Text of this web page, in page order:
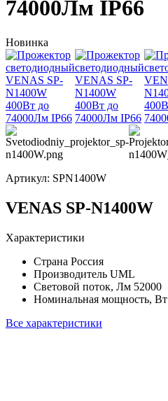
74000Лм IP66
Новинка
Артикул: SPN1400W
VENAS SP-N1400W
Характеристики
Страна Россия
Производитель UML
Световой поток, Лм 52000
Номинальная мощность, Вт
Все характеристики